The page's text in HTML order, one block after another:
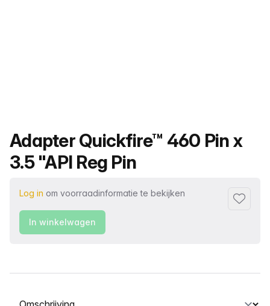
Productnaam
Adapter Quickfire™ 460 Pin x
3.5 "API Reg Pin
Log in om voorraadinformatie te bekijken
In winkelwagen
Selecteer een tabblad